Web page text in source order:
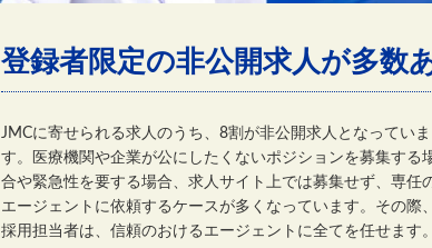
登録者限定の非公開求人が多数
JMCに寄せられる求人のうち、8割が非公開求人となっていま
す。医療機関や企業が公にしたくないポジションを募集する
合や緊急性を要する場合、求人サイト上では募集せず、専任
エージェントに依頼するケースが多くなっています。その際、
採用担当者は、信頼のおけるエージェントに全てを任せます。